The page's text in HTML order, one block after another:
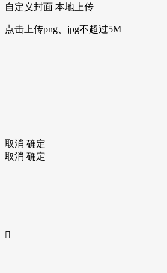
自定义封面 本地上传
点击上传png、jpg不超过5M
取消 确定
取消 确定
